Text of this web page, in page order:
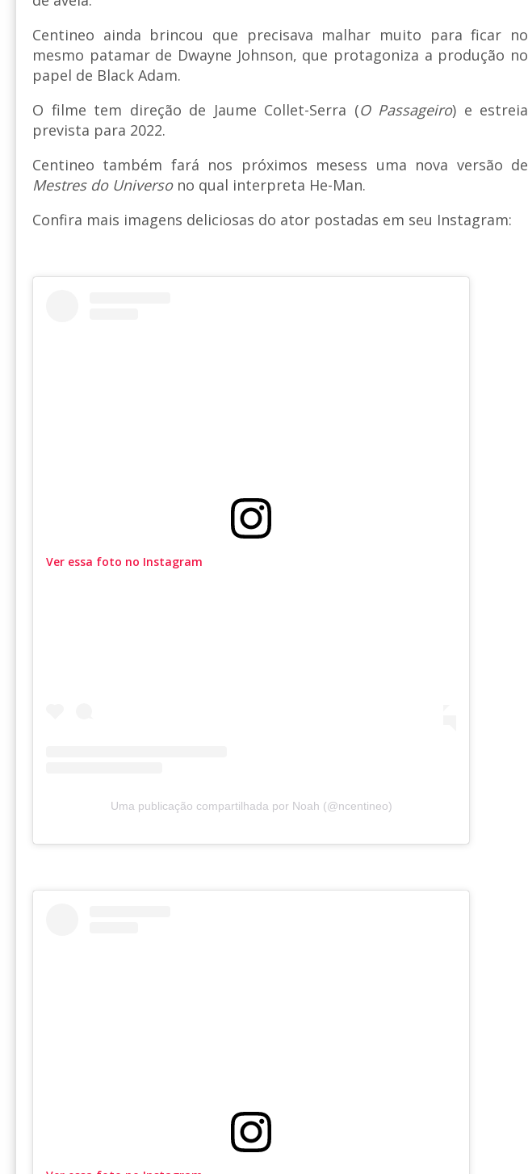
Centineo ainda brincou que precisava malhar muito para ficar no
mesmo patamar de Dwayne Johnson, que protagoniza a produção no
papel de Black Adam.
O filme tem direção de Jaume Collet-Serra (O Passageiro) e estreia
prevista para 2022.
Centineo também fará nos próximos mesess uma nova versão de
Mestres do Universono qual interpreta He-Man.
Confira mais imagens deliciosas do ator postadas em seu Instagram:
Ver essa foto no Instagram
Uma publicação compartilhada por Noah (@ncentineo)